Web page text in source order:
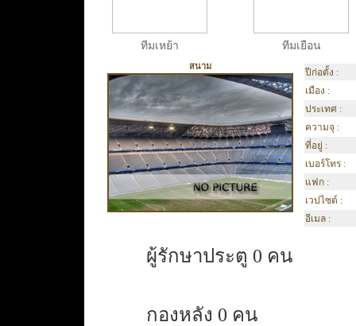
ทีมเหย้า ทีมเยือน
สนาม
ปีก่อตั้ง :
เมือง :
ประเทศ :
ความจุ :
ที่อยู่ :
เบอร์โทร :
แฟก :
เวปไซต์ :
อีเมล :
ผู้รักษาประตู 0 คน
กองหลัง 0 คน